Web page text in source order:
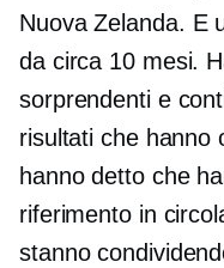
Nuova Zelanda. E
da circa 10 mesi.
sorprendenti e
risultati che hanno
hanno detto che
riferimento in
stanno